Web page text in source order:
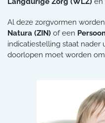
Al deze zorgvormen
Natura (ZIN) of een
indicatiestelling staat
doorlopen moet worden